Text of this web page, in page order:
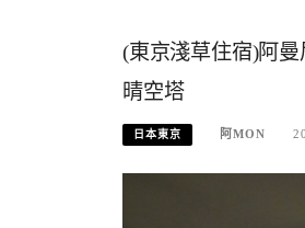
(東京淺草住宿)阿
晴空塔
日本東京 阿MON